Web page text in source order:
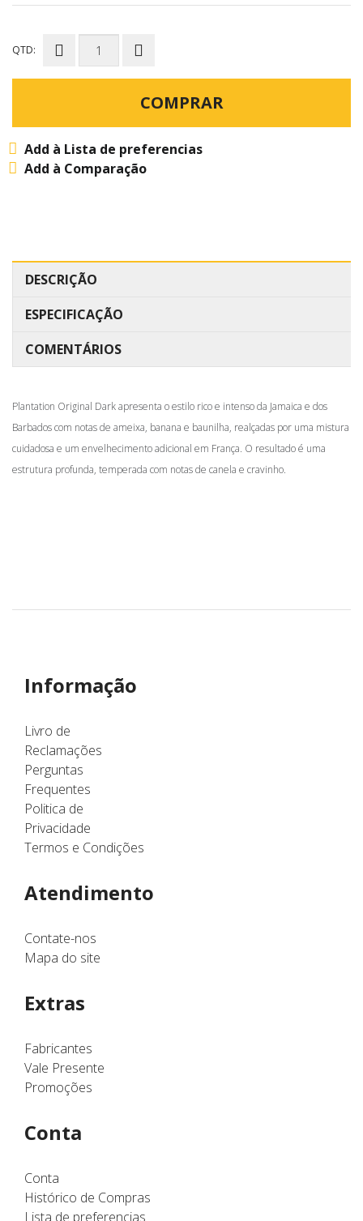
QTD:
COMPRAR
Add à Lista de preferencias
Add à Comparação
DESCRIÇÃO
ESPECIFICAÇÃO
COMENTÁRIOS
Plantation Original Dark apresenta o estilo rico e intenso da Jamaica e dos
Barbados com notas de ameixa, banana e baunilha, realçadas por uma mistura
cuidadosa e um envelhecimento adicional em França. O resultado é uma
estrutura profunda, temperada com notas de canela e cravinho.
Informação
Livro de
Reclamações
Perguntas
Frequentes
Politica de
Privacidade
Termos e Condições
Atendimento
Contate-nos
Mapa do site
Extras
Fabricantes
Vale Presente
Promoções
Conta
Conta
Histórico de Compras
Lista de preferencias